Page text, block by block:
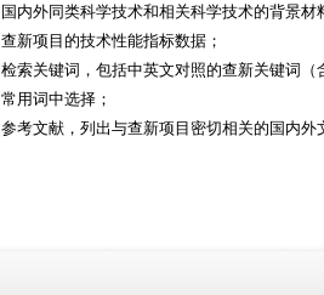
国内外同类科学技术和相关科学技术的背景材
查新项目的技术性能指标数据；
检索关键词，包括中英文对照的查新关键词
常用词中选择；
参考文献，列出与查新项目密切相关的国内